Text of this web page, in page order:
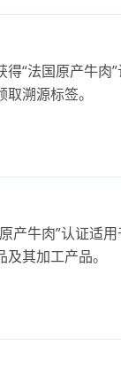
得“法国原产牛肉
取溯源标签。
产牛肉”认证适
及其加工产品。